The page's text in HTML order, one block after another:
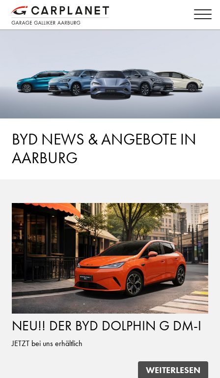
BYD NEWS & ANGEBOTE IN
AARBURG
NEU!! DER BYD DOLPHIN G DM-I
JETZT bei uns erhältlich
WEITERLESEN